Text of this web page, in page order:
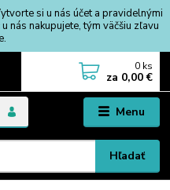
si u nás účet a pravidelnými
nás nakupujete, tým väčšiu zľavu
Menu
Hľadať
0 ks
za 0,00 €